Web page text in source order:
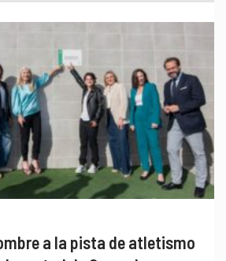
a la pista de atletismo